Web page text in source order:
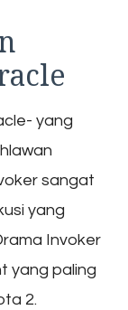
yang
sangat
yang
Invoker
yang paling
2.